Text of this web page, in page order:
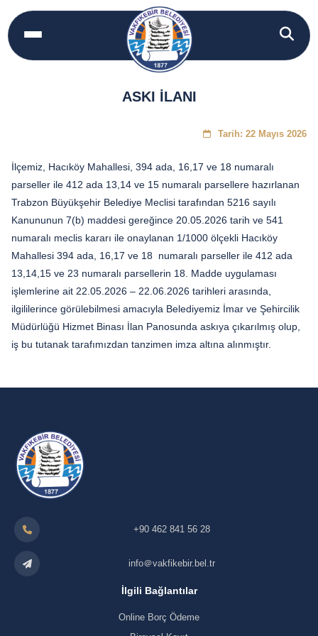
ASKI İLANI
Tarih: 22 Mayıs 2026
İlçemiz, Hacıköy Mahallesi, 394 ada, 16,17 ve 18 numaralı
parseller ile 412 ada 13,14 ve 15 numaralı parsellere hazırlanan
Trabzon Büyükşehir Belediye Meclisi tarafından 5216 sayılı
Kanununun 7(b) maddesi gereğince 20.05.2026 tarih ve 541
numaralı meclis kararı ile onaylanan 1/1000 ölçekli Hacıköy
Mahallesi 394 ada, 16,17 ve 18 numaralı parseller ile 412 ada
13,14,15 ve 23 numaralı parsellerin 18. Madde uygulaması
işlemlerine ait 22.05.2026 – 22.06.2026 tarihleri arasında,
ilgililerince görülebilmesi amacıyla Belediyemiz İmar ve Şehircilik
Müdürlüğü Hizmet Binası İlan Panosunda askıya çıkarılmış olup,
iş bu tutanak tarafımızdan tanzimen imza altına alınmıştır.
+90 462 841 56 28
info＠vakfikebir.bel.tr
İlgili Bağlantılar
Online Borç Ödeme